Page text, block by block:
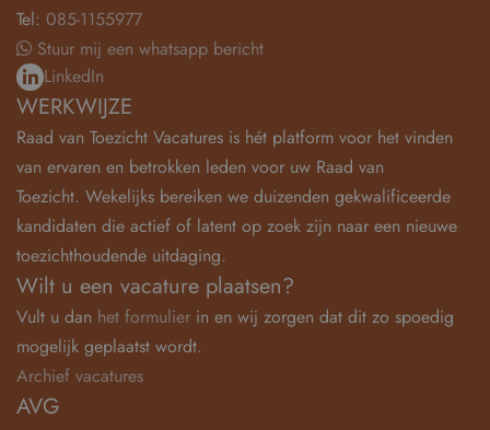
Tel: 085-1155977
Stuur mij een whatsapp bericht
LinkedIn
WERKWIJZE
Raad van Toezicht Vacatures is hét platform voor het vinden
van ervaren en betrokken leden voor uw Raad van
Toezicht. Wekelijks bereiken we duizenden gekwalificeerde
kandidaten die actief of latent op zoek zijn naar een nieuwe
toezichthoudende uitdaging.
Wilt u een vacature plaatsen?
Vult u dan het formulier in en wij zorgen dat dit zo spoedig
mogelijk geplaatst wordt.
Archief vacatures
AVG